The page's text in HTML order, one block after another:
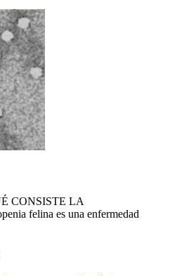
CONSISTE LA
felina es una enfermedad